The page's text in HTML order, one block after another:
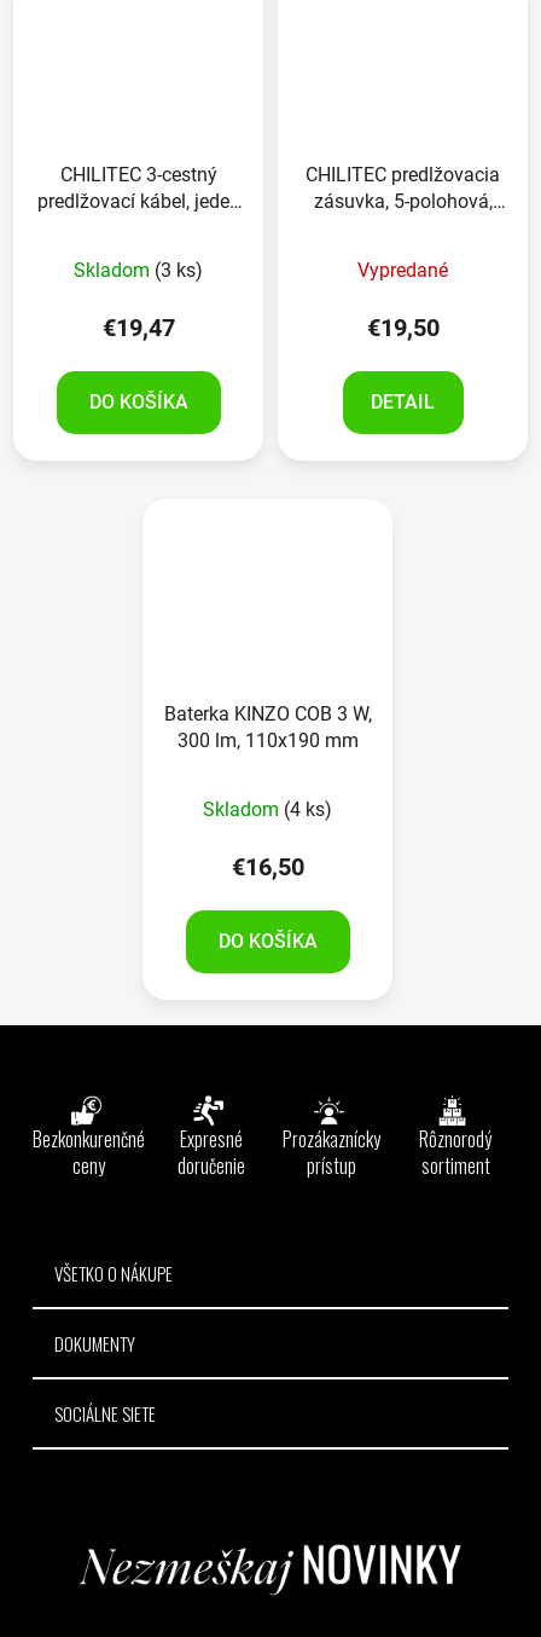
CHILITEC 3-cestný
predlžovací kábel, jeden
Skladom (3 ks)
€19,47
DO KOŠÍKA
CHILITEC predlžovacia
zásuvka, 5-polohová,
Vypredané
€19,50
DETAIL
Baterka KINZO COB 3 W,
300 lm, 110x190 mm
Skladom (4 ks)
€16,50
DO KOŠÍKA
Bezkonkurenčné
ceny
Expresné
doručenie
Prozákaznícky
prístup
Rôznorodý
sortiment
VŠETKO O NÁKUPE
DOKUMENTY
SOCIÁLNE SIETE